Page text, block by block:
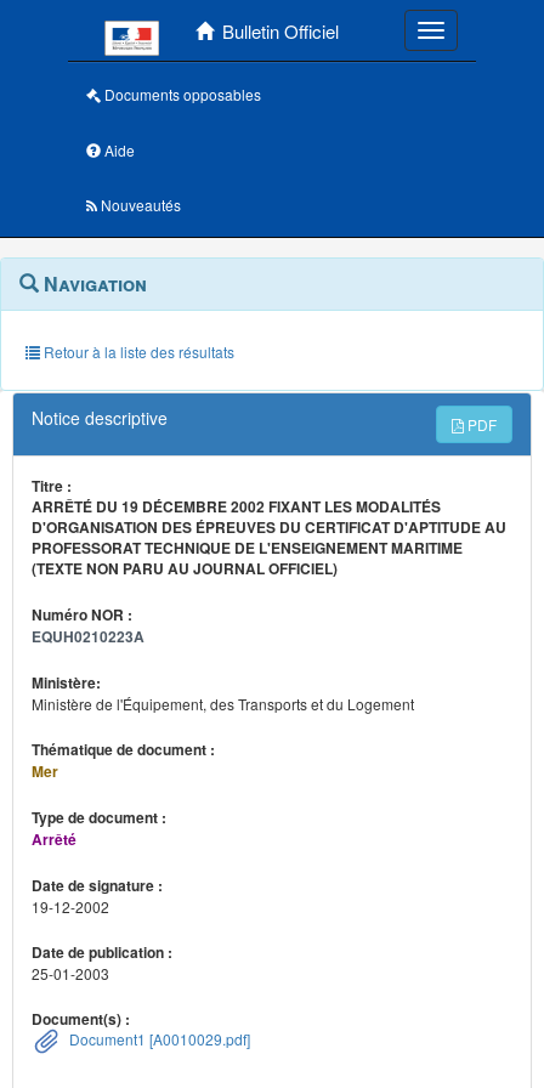
Bulletin Officiel Toggle
Documents opposables
Aide
Nouveautés
Navigation
outils
annexes
Menu
contextuel
Navigation
Retour à la liste des résultats
Notice descriptive PDF
Titre :
ARRÊTÉ DU 19 DÉCEMBRE 2002 FIXANT LES MODALITÉS
D'ORGANISATION DES ÉPREUVES DU CERTIFICAT D'APTITUDE AU
PROFESSORAT TECHNIQUE DE L'ENSEIGNEMENT MARITIME
(TEXTE NON PARU AU JOURNAL OFFICIEL)
Numéro NOR :
EQUH0210223A
Ministère:
Ministère de l'Équipement, des Transports et du Logement
Thématique de document :
Mer
Type de document :
Arrêté
Date de signature :
19-12-2002
Date de publication :
25-01-2003
Document(s) :
Document1 [A0010029.pdf]